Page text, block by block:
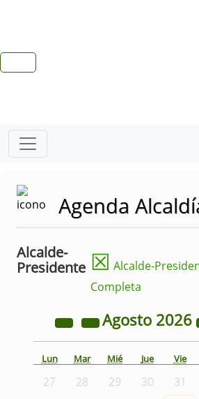
Agenda
Alcalde-
Presidente ☒ Alcalde-
Completa
Agosto 2026
Lun Mar Mié Jue Vie
27 28 29 30 31